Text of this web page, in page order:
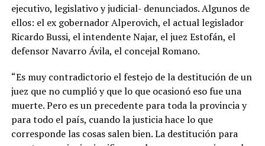
ejecutivo, legislativo y judicial- denunciados. Algunos de
ellos: el ex gobernador Alperovich, el actual legislador
Ricardo Bussi, el intendente Najar, el juez Estofán, el
defensor Navarro Ávila, el concejal Romano.
“Es muy contradictorio el festejo de la destitución de un
juez que no cumplió y que lo que ocasionó eso fue una
muerte. Pero es un precedente para toda la provincia y
para todo el país, cuando la justicia hace lo que
corresponde las cosas salen bien. La destitución para